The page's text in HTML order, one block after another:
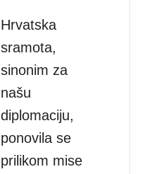
Hrvatska
sramota,
sinonim za
našu
diplomaciju,
ponovila se
prilikom mise